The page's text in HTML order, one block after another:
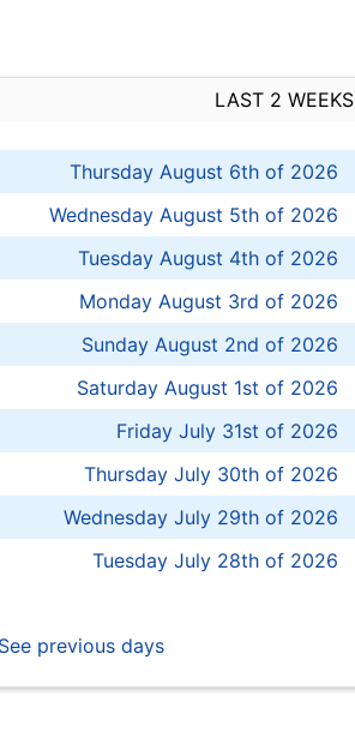
LAST 2 WEEKS
Thursday August 6th of 2026
Wednesday August 5th of 2026
Tuesday August 4th of 2026
Monday August 3rd of 2026
Sunday August 2nd of 2026
Saturday August 1st of 2026
Friday July 31st of 2026
Thursday July 30th of 2026
Wednesday July 29th of 2026
Tuesday July 28th of 2026
See previous days